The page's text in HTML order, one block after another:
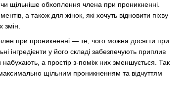
щільніше обхоплення члена при проникненні.
а також для жінок, які хочуть відновити піхву
змін.
при проникненні — те, чого можна досягти при
інгредієнти у його складі забезпечують приплив
набухають, а простір з-поміж них зменшується. Так
щільним проникненням та відчуттям